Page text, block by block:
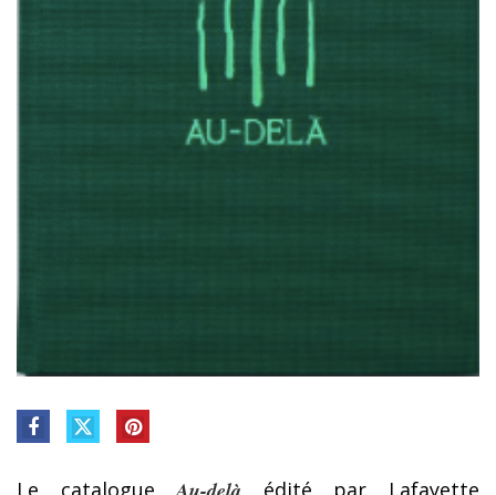
Le catalogue
édité par Lafayette